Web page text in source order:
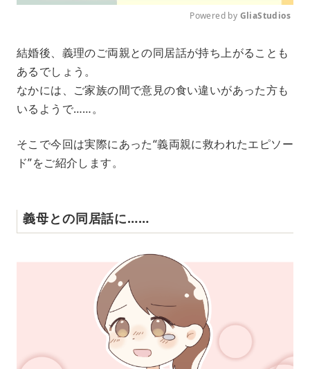
u
Powered by GliaStudios
結婚後、義理のご両親との同居話が持ち上がることも
あるでしょう。
なかには、ご家族の間で意見の食い違いがあった方も
いるようで……。
そこで今回は実際にあった“義両親に救われたエピソー
ド”をご紹介します。
義母との同居話に……